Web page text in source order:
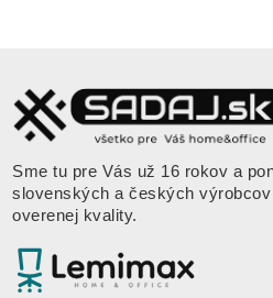
Sme tu pre Vás už 16 rokov a
slovenských a českých
overenej kvality.